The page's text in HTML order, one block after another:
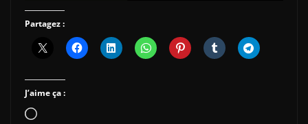
Partagez :
J’aime ça :
Chargement…